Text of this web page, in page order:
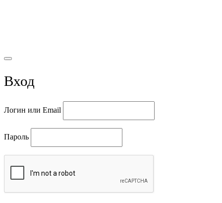
Вход
Логин или Email
Пароль